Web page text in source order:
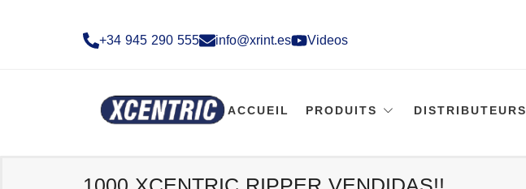
+34 945 290 555​ info@xrint.es Videos
ACCUEIL PRODUITS DISTRIBUTEURS